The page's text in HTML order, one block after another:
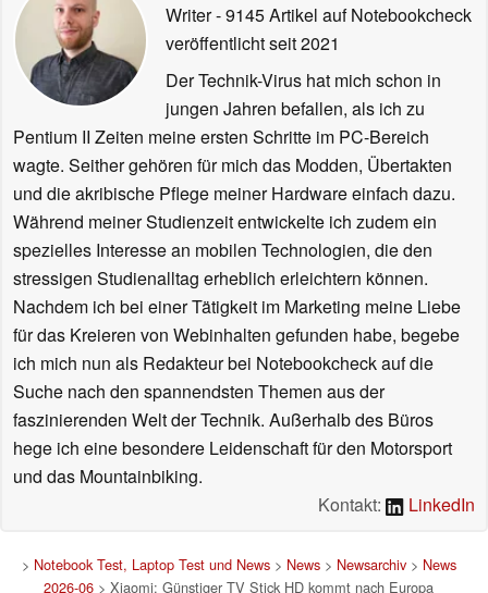
Writer- 9145 Artikel auf Notebookcheck
veröffentlichtseit 2021
Der Technik-Virus hat mich schon in
jungen Jahren befallen, als ich zu
Pentium II Zeiten meine ersten Schritte im PC-Bereich
wagte. Seither gehören für mich das Modden, Übertakten
und die akribische Pflege meiner Hardware einfach dazu.
Während meiner Studienzeit entwickelte ich zudem ein
spezielles Interesse an mobilen Technologien, die den
stressigen Studienalltag erheblich erleichtern können.
Nachdem ich bei einer Tätigkeit im Marketing meine Liebe
für das Kreieren von Webinhalten gefunden habe, begebe
ich mich nun als Redakteur bei Notebookcheck auf die
Suche nach den spannendsten Themen aus der
faszinierenden Welt der Technik. Außerhalb des Büros
hege ich eine besondere Leidenschaft für den Motorsport
und das Mountainbiking.
Kontakt:
LinkedIn
> Notebook Test, Laptop Test und News> News> Newsarchiv> News
2026-06 > Xiaomi: Günstiger TV Stick HD kommt nach Europa